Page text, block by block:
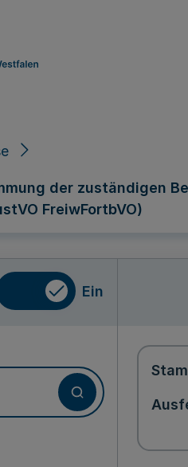
der zuständigen
FreiwFortbVO)
Ein